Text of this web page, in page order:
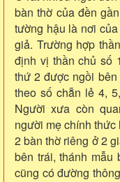
bàn thờ của đền
tường hậu là nơi
giả. Trường hợp
định vị thần chủ số
thứ 2 được ngồi
theo số chẵn lẻ 4,
Người xưa còn
người mẹ chính
2 bàn thờ riêng ở 2
bên trái, thánh mẫu
cũng có đường